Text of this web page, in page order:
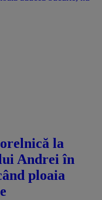
la
Andrei în
ploaia